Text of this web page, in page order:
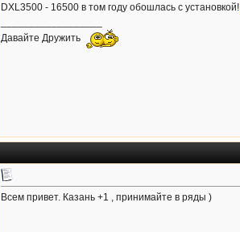
DXL3500 - 16500 в том году обошлась с установкой!
Давайте Дружить
Всем привет. Казань +1 , принимайте в ряды )